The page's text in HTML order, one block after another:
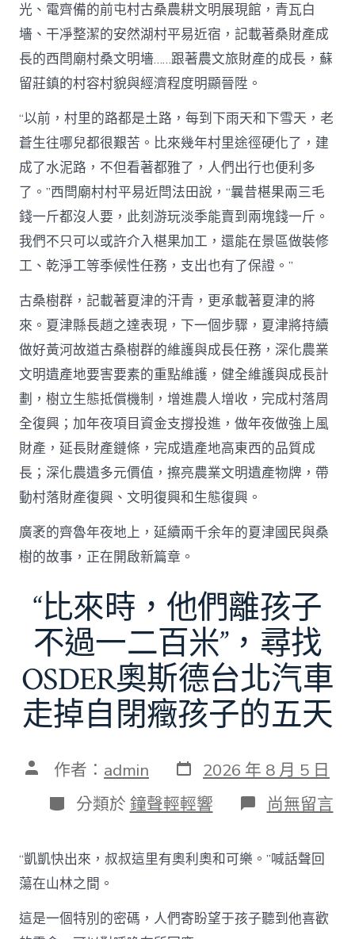
光、電齊備的前屯村古桑農耕文明展現館，青瓦白
墻、干凈整潔的安然湖村平易近宿，記載著桑財產成
長的西閆廟村桑文明墻……跟著農文旅財產的成長，蘇
留莊鎮的村容村貌與經濟程度明顯晉陞。
“以前，村里的路都是土路，每到下雨天和下雪天，老
蒼生往哪兒都很艱苦。比來幾年村里途徑硬化了，建
成了水泥路，不但看著都雅了，人們出行也便利多
了。”西閆廟村村平易近閆法田說，“曩昔椹果兩三毛
錢一斤都沒人要，此刻游玩淡季能賣到兩塊錢一斤。
我們不只可以或許介入椹果加工，還能在景區做裝修
工、乾淨工等季候性任務，支出也有了保證。”
古桑樹群，記載著夏津的汗青，更承載著夏津的將
來。夏津縣長趙之達表現，下一個步驟，夏津將持續
做好黃河故道古桑樹群的維護與成長任務，深化農業
文明遺產地要害要素的重點維護，健全維護與成長計
劃，樹立生態抵償機制，增進農人增收，完成村落周
全復興；加年夜項目資金支撐投進，做年夜做強上風
財產，延長財產鏈條，完成遺產地高東西的品質成
長；深化農遺多元價值，擦亮農業文明遺產物牌，帶
動村落財產復興、文明復興和生態復興。
廣袤的齊魯年夜地上，延續兩千余年的夏津國民與桑
樹的故事，正在開啟新篇章。
“比來時，他們離孩子
不過一二百米”，尋找
OSDER奧斯德台北汽車
走掉自閉癥孩子的五天
文 作者： admin 發
表
日
期
2026 年 8 月 5 日
分
類
分類於 鐘聲輕輕響 在
〈“比
時，
他
孩
子
尚無留言
“凱凱快出來，叔叔這里有奧利奧和可樂。”喊話聲回
蕩在山林之間。
這是一個特別的密碼，人們寄盼望于孩子聽到他喜歡